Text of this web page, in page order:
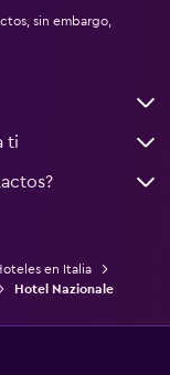
sin embargo,
ti
en Italia
Hotel Nazionale